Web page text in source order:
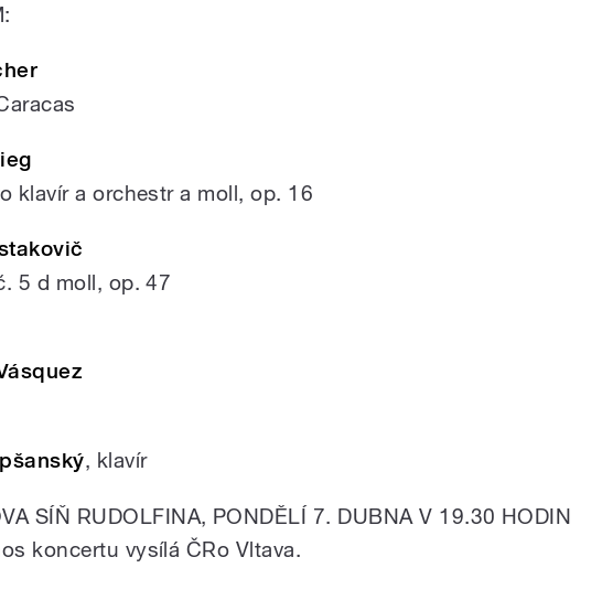
klavír a orchestr a moll, op. 16
5 d moll, op. 47
, klavír
SÍŇ RUDOLFINA, PONDĚLÍ 7. DUBNA V 19.30 HODIN
koncertu vysílá ČRo Vltava.